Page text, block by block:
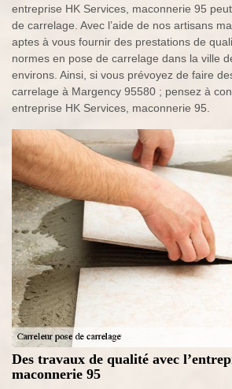
entreprise HK Services, maconnerie 95
de carrelage. Avec l’aide de nos artisans
aptes à vous fournir des prestations de
normes en pose de carrelage dans la ville
environs. Ainsi, si vous prévoyez de faire
carrelage à Margency 95580 ; pensez à
entreprise HK Services, maconnerie 95.
Des travaux de qualité avec
maconnerie 95